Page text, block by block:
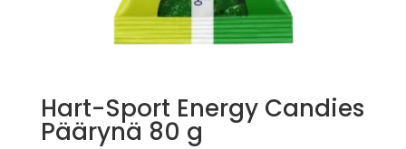
Hart-Sport Energy Candies
Päärynä 80 g